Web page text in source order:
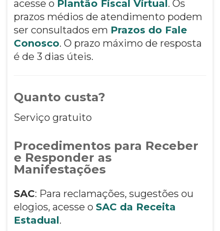
acesse o Plantão Fiscal Virtual . Os
prazos médios de atendimento podem
ser consultados em Prazos do Fale
Conosco. O prazo máximo de resposta
é de 3 dias úteis.
Quanto custa?
Serviço gratuito
Procedimentos para Receber
e Responder as
Manifestações
SAC: Para reclamações, sugestões ou
elogios, acesse o SAC da Receita
Estadual.